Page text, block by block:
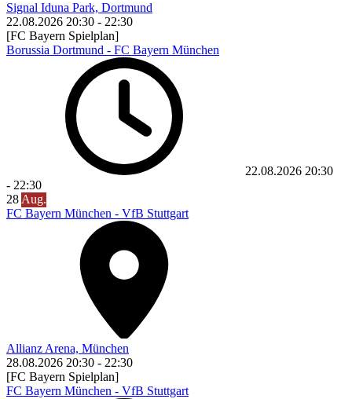
Signal Iduna Park, Dortmund
22.08.2026 20:30 - 22:30
[FC Bayern Spielplan]
Borussia Dortmund - FC Bayern München
22.08.2026 20:30
- 22:30
28 Aug.
FC Bayern München - VfB Stuttgart
Allianz Arena, München
28.08.2026 20:30 - 22:30
[FC Bayern Spielplan]
FC Bayern München - VfB Stuttgart